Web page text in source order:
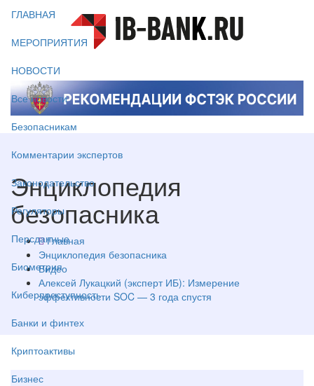
ГЛАВНАЯ
МЕРОПРИЯТИЯ
НОВОСТИ
Все новости
Безопасникам
Комментарии экспертов
Законодательство
Регуляторы
Персданные
Биометрия
Киберпреступность
Банки и финтех
Криптоактивы
Бизнес
Энциклопедия
безопасника
Главная
Энциклопедия безопасника
Видео
Алексей Лукацкий (эксперт ИБ): Измерение
эффективности SOC — 3 года спустя